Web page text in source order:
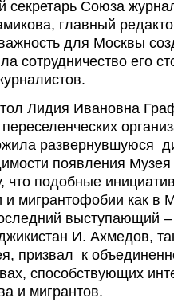
секретарь Союза
главный
для Москвы
сотрудничество его
Лидия Ивановна
развернувшуюся
появления
подобные
мигрантофобии как в
выступающий –
И. Ахмедов,
призвал к
способствующих
и мигрантов.